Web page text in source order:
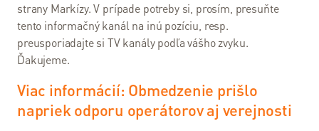
Často
kladené
otázky
a
postupy
strany Markízy. V prípade potreby si, prosím, presuňte
tento informačný kanál na inú pozíciu, resp.
preusporiadajte si TV kanály podľa vášho zvyku.
Ďakujeme.
Viac informácií: Obmedzenie prišlo
napriek odporu operátorov aj verejnosti